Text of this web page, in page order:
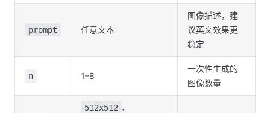
prompt 任意文本
图像描述，建
议英文效果更
稳定
n 1–8
一次性生成的
图像数量
512x512 、